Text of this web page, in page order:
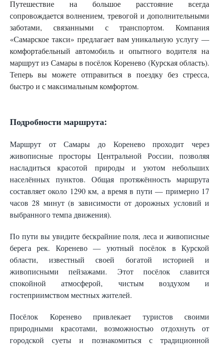
Путешествие на большое расстояние всегда
сопровождается волнением, тревогой и дополнительными
заботами, связанными с транспортом. Компания
«Самарское такси» предлагает вам уникальную услугу —
комфортабельный автомобиль и опытного водителя на
маршрут из Самары в посёлок Коренево (Курская область).
Теперь вы можете отправиться в поездку без стресса,
быстро и с максимальным комфортом.
Подробности маршрута:
Маршрут от Самары до Коренево проходит через
живописные просторы Центральной России, позволяя
насладиться красотой природы и уютом небольших
населённых пунктов. Общая протяжённость маршрута
составляет около 1290 км, а время в пути — примерно 17
часов 28 минут (в зависимости от дорожных условий и
выбранного темпа движения).
По пути вы увидите бескрайние поля, леса и живописные
берега рек. Коренево — уютный посёлок в Курской
области, известный своей богатой историей и
живописными пейзажами. Этот посёлок славится
спокойной атмосферой, чистым воздухом и
гостеприимством местных жителей.
Посёлок Коренево привлекает туристов своими
природными красотами, возможностью отдохнуть от
городской суеты и познакомиться с традиционной